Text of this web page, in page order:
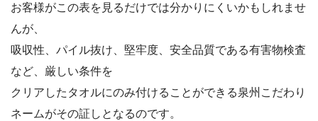
お客様がこの表を見るだけでは分かりにくいかもしれませ
んが、
吸収性、パイル抜け、堅牢度、安全品質である有害物検査
など、厳しい条件を
クリアしたタオルにのみ付けることができる泉州こだわり
ネームがその証しとなるのです。